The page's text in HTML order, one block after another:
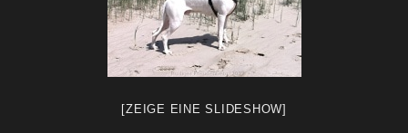
[ZEIGE EINE SLIDESHOW]